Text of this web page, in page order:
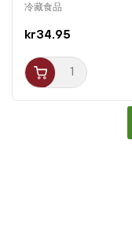
冷藏食品
kr34.95